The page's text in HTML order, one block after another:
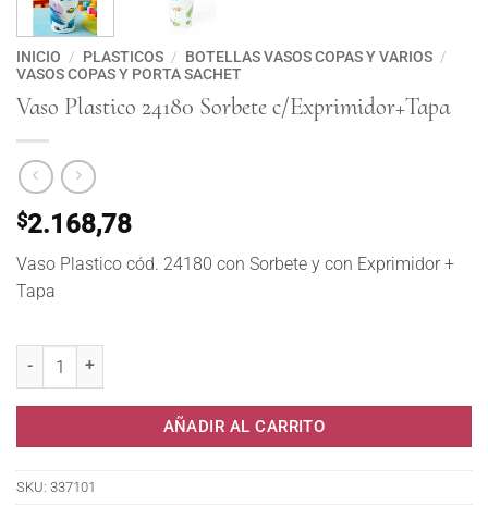
INICIO / PLASTICOS / BOTELLAS VASOS COPAS Y VARIOS /
VASOS COPAS Y PORTA SACHET
Vaso Plastico 24180 Sorbete c/Exprimidor+Tapa
$2.168,78
Vaso Plastico cód. 24180 con Sorbete y con Exprimidor +
Tapa
AÑADIR AL CARRITO
SKU: 337101